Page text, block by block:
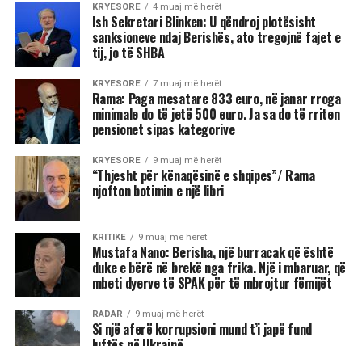
KRYESORE 4 muaj më herët
Ish Sekretari Blinken: U qëndroj plotësisht
sanksioneve ndaj Berishës, ato tregojnë fajet e
tij, jo të SHBA
KRYESORE 7 muaj më herët
Rama: Paga mesatare 833 euro, në janar rroga
minimale do të jetë 500 euro. Ja sa do të rriten
pensionet sipas kategorive
KRYESORE 9 muaj më herët
“Thjesht për kënaqësinë e shqipes”/ Rama
njofton botimin e një libri
KRITIKE 9 muaj më herët
Mustafa Nano: Berisha, një burracak që është
duke e bërë në brekë nga frika. Një i mbaruar, që
mbeti dyerve të SPAK për të mbrojtur fëmijët
RADAR 9 muaj më herët
Si një aferë korrupsioni mund t’i japë fund